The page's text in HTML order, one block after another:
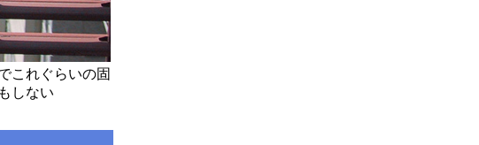
これぐらいの固
しない